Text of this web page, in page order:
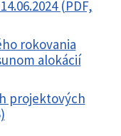
(PDF,
rokovania
alokácií
projektových